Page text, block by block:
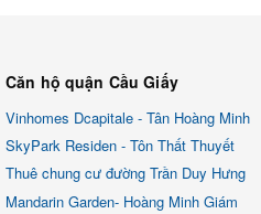
Căn hộ quận Cầu Giấy
Vinhomes Dcapitale - Tân Hoàng Minh
SkyPark Residen - Tôn Thất Thuyết
Thuê chung cư đường Trần Duy Hưng
Mandarin Garden- Hoàng Minh Giám